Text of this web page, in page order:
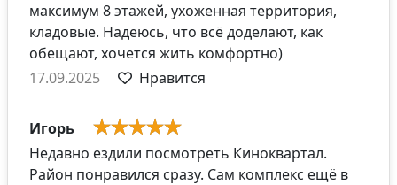
максимум 8 этажей, ухоженная территория,
кладовые. Надеюсь, что всё доделают, как
обещают, хочется жить комфортно)
17.09.2025
Нравится
Игорь
Недавно ездили посмотреть Киноквартал.
Район понравился сразу. Сам комплекс ещё в